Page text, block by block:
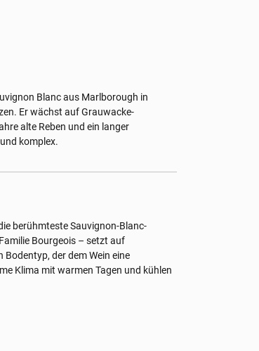
Blanc aus Marlborough in
Er wächst auf Grauwacke-
alte Reben und ein langer
komplex.
berühmteste Sauvignon-Blanc-
Bourgeois – setzt auf
der dem Wein eine
Klima mit warmen Tagen und kühlen